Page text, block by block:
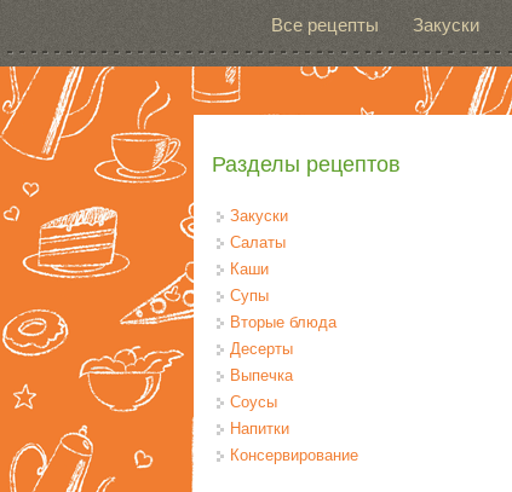
Все рецепты Закуски
Разделы рецептов
Закуски
Салаты
Каши
Супы
Вторые блюда
Десерты
Выпечка
Соусы
Напитки
Консервирование